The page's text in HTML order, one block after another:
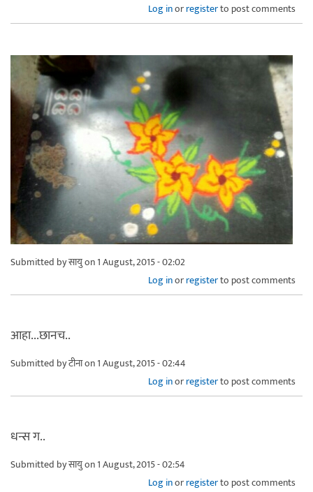
Log inorregisterto post comments
Submitted byसायुon 1 August, 2015 - 02:02
Log inorregisterto post comments
आहा...छानच..
Submitted byटीनाon 1 August, 2015 - 02:44
Log inorregisterto post comments
धन्स ग..
Submitted byसायुon 1 August, 2015 - 02:54
Log inorregisterto post comments